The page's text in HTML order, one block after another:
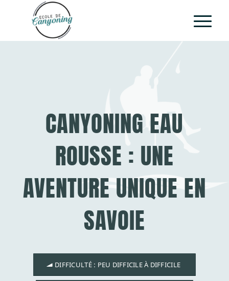
CANYONING EAU
ROUSSE : UNE
AVENTURE UNIQUE EN
SAVOIE
DIFFICULTÉ : PEU DIFFICILE À DIFFICILE